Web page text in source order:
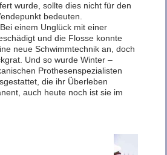
wurde, sollte dies nicht für den
bedeuten.
einem Unglück mit einer
und die Flosse konnte
neue Schwimmtechnik an, doch
Und so wurde Winter –
Prothesenspezialisten
die ihr Überleben
auch heute noch ist sie im